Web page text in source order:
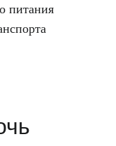
питания